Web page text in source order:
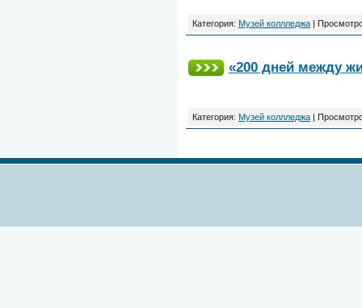
Категория: Музей коллледжа
«200 дней между
Категория: Музей коллледжа